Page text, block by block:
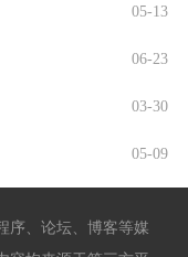
05-13
06-23
03-30
05-09
序、论坛、博客等媒